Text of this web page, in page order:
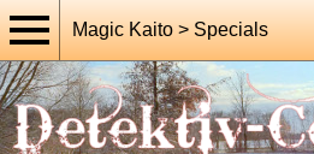
Magic Kaito > Specials